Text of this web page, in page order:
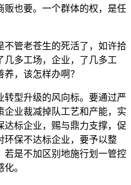
贩也要。一个群体的权，是任
管老苍生的死活了，如许拾
几多工场，企业，了几多工
，该怎样办啊？
型升级的风向标。要通过严
企业裁减掉队工艺和产能，实
标企业，赐与鼎力支撑，促
环保不达标企业，要予以整
若是不加区别地施行划一管控
。